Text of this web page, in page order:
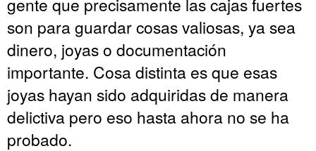
son para guardar cosas valiosas, ya sea
dinero, joyas o documentación
importante. Cosa distinta es que esas
joyas hayan sido adquiridas de manera
delictiva pero eso hasta ahora no se ha
probado.